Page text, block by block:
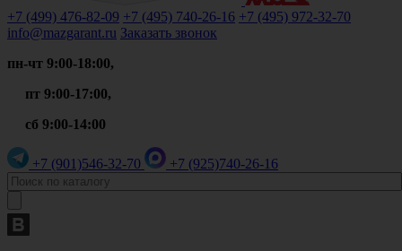
+7 (499) 476-82-09 +7 (495) 740-26-16 +7 (495) 972-32-70
info@mazgarant.ru Заказать звонок
пн-чт 9:00-18:00,
пт 9:00-17:00,
сб 9:00-14:00
+7 (901)546-32-70 +7 (925)740-26-16